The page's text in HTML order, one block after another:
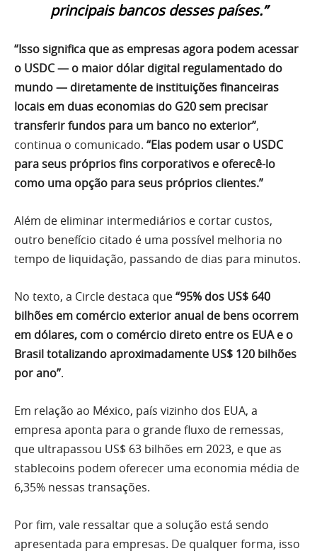
principais bancos desses países.”
“Isso significa que as empresas agora podem acessar
o USDC — o maior dólar digital regulamentado do
mundo — diretamente de instituições financeiras
locais em duas economias do G20 sem precisar
transferir fundos para um banco no exterior”,
continua o comunicado. “Elas podem usar o USDC
para seus próprios fins corporativos e oferecê-lo
como uma opção para seus próprios clientes.”
Além de eliminar intermediários e cortar custos,
outro benefício citado é uma possível melhoria no
tempo de liquidação, passando de dias para minutos.
No texto, a Circle destaca que“95% dos US$ 640
bilhões em comércio exterior anual de bens ocorrem
em dólares, com o comércio direto entre os EUA e o
Brasil totalizando aproximadamente US$ 120 bilhões
por ano”.
Em relação ao México, país vizinho dos EUA, a
empresa aponta para o grande fluxo de remessas,
que ultrapassou US$ 63 bilhões em 2023, e que as
stablecoins podem oferecer uma economia média de
6,35% nessas transações.
Por fim, vale ressaltar que a solução está sendo
apresentada para empresas. De qualquer forma, isso